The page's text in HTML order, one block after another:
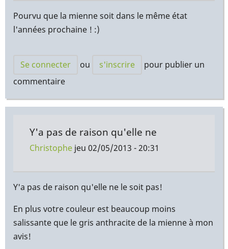
Pourvu que la mienne soit dans le même état
l'années prochaine ! :)
Se connecter ou s'inscrire
pour publier un
commentaire
Y'a pas de raison qu'elle ne
Christophe jeu 02/05/2013 - 20:31
réponse
Pourvu
que
la
Y'a pas de raison qu'elle ne le soit pas!
En plus votre couleur est beaucoup moins
salissante que le gris anthracite de la mienne à mon
avis!